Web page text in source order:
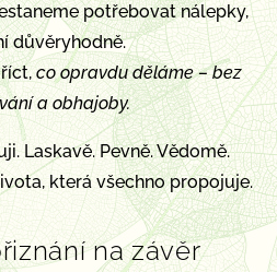
potřebovat nálepky,
důvěryhodně.
říct,co opravdu děláme – bez
a obhajoby.
Laskavě. Pevně. Vědomě.
která všechno propojuje.
na závěr